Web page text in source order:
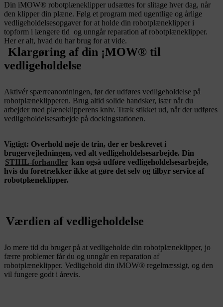
Din iMOW® robotplæneklipper udsættes for slitage hver dag, når
den klipper din plæne. Følg et program med ugentlige og årlige
vedligeholdelsesopgaver for at holde din robotplæneklipper i
topform i længere tid og unngår reparation af robotplæneklipper.
Her er alt, hvad du har brug for at vide.
Klargøring af din ¡MOW® til
vedligeholdelse
Aktivér spærreanordningen, før der udføres vedligeholdelse på
robotplæneklipperen. Brug altid solide handsker, især når du
arbejder med plæneklipperens kniv. Træk stikket ud, når der udføres
vedligeholdelsesarbejde på dockingstationen.
Vigtigt: Overhold nøje de trin, der er beskrevet i
brugervejledningen, ved alt vedligeholdelsesarbejde. Din
STIHL-forhandler kan også udføre vedligeholdelsesarbejde,
hvis du foretrækker ikke at gøre det selv og tilbyr service af
robotplæneklipper.
Værdien af vedligeholdelse
Jo mere tid du bruger på at vedligeholde din robotplæneklipper, jo
færre problemer får du og unngår en reparation af
robotplæneklipper. Vedligehold din iMOW® regelmæssigt, og den
vil fungere godt i årevis.